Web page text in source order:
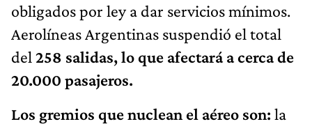
obligados por ley a dar servicios mínimos.
Aerolíneas Argentinas suspendió el total
del 258 salidas, lo que afectará a cerca de
20.000 pasajeros.
Los gremios que nuclean el aéreo son: la